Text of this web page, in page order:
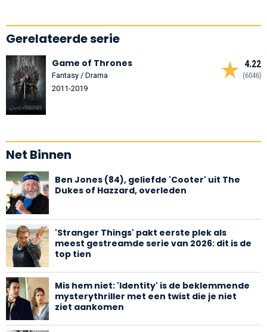
Gerelateerde serie
4.22
(6046)
Game of Thrones
Fantasy / Drama
2011-2019
Net Binnen
Ben Jones (84), geliefde 'Cooter' uit The
Dukes of Hazzard, overleden
'Stranger Things' pakt eerste plek als
meest gestreamde serie van 2026: dit is de
top tien
Mis hem niet: 'Identity' is de beklemmende
mysterythriller met een twist die je niet
ziet aankomen